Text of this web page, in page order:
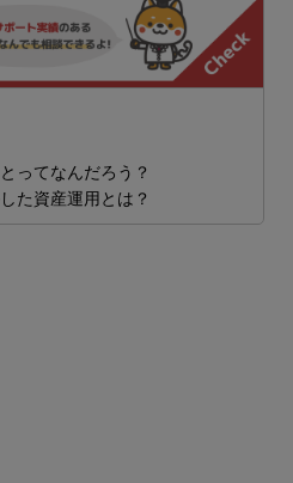
ってなんだろう？
た資産運用とは？